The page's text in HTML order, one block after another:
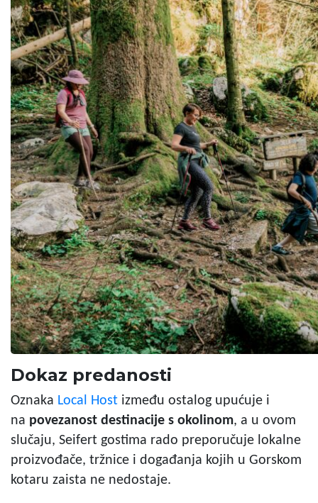
Dokaz predanosti
Oznaka Local Host između ostalog upućuje i
na povezanost destinacije s okolinom, a u ovom
slučaju, Seifert gostima rado preporučuje lokalne
proizvođače, tržnice i događanja kojih u Gorskom
kotaru zaista ne nedostaje.